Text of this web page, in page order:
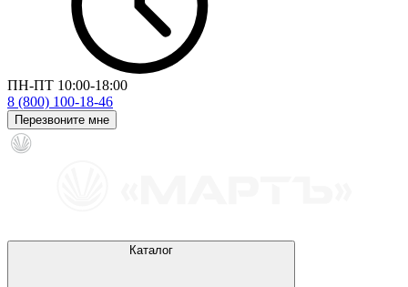
ПН-ПТ 10:00-18:00
8 (800) 100-18-46
Перезвоните мне
Каталог